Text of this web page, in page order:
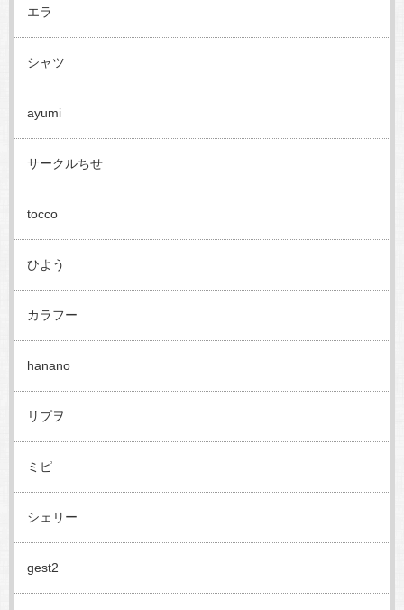
エラ
シャツ
ayumi
サークルちせ
tocco
ひよう
カラフー
hanano
リプヲ
ミピ
シェリー
gest2